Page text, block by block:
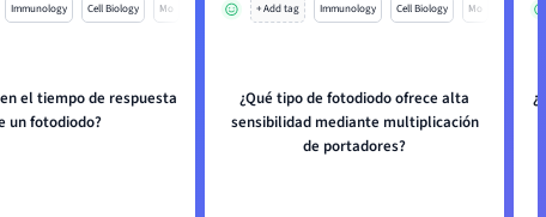
Immunology Cell Biology Mo
el tiempo de respuesta
un fotodiodo?
+ Add tag Immunology Cell Biology Mo
¿Qué tipo de fotodiodo ofrece alta
sensibilidad mediante multiplicación
de portadores?